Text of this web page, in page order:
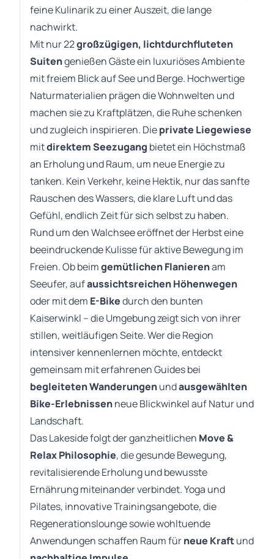
feine Kulinarik zu einer Auszeit, die lange
nachwirkt.
Mit nur 22großzügigen, lichtdurchfluteten
Suitengenießen Gäste ein luxuriöses Ambiente
mit freiem Blick auf See und Berge. Hochwertige
Naturmaterialien prägen die Wohnwelten und
machen sie zu Kraftplätzen, die Ruhe schenken
und zugleich inspirieren. Dieprivate Liegewiese
mitdirektem Seezugang bietet ein Höchstmaß
an Erholung und Raum, um neue Energie zu
tanken. Kein Verkehr, keine Hektik, nur das sanfte
Rauschen des Wassers, die klare Luft und das
Gefühl, endlich Zeit für sich selbst zu haben.
Rund um den Walchsee eröffnet der Herbst eine
beeindruckende Kulisse für aktive Bewegung im
Freien. Ob beimgemütlichen Flanierenam
Seeufer, aufaussichtsreichen Höhenwegen
oder mit dem E-Bikedurch den bunten
Kaiserwinkl – die Umgebung zeigt sich von ihrer
stillen, weitläufigen Seite. Wer die Region
intensiver kennenlernen möchte, entdeckt
gemeinsam mit erfahrenen Guides bei
begleiteten Wanderungenundausgewählten
Bike-Erlebnissenneue Blickwinkel auf Natur und
Landschaft.
Das Lakeside folgt der ganzheitlichen Move &
Relax Philosophie, die gesunde Bewegung,
revitalisierende Erholung und bewusste
Ernährung miteinander verbindet. Yoga und
Pilates, innovative Trainingsangebote, die
Regenerationslounge sowie wohltuende
Anwendungen schaffen Raum fürneue Kraftund